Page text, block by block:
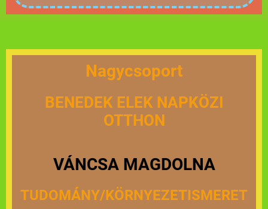
Nagycsoport
BENEDEK ELEK NAPKÖZI
OTTHON
VÁNCSA MAGDOLNA
TUDOMÁNY/KÖRNYEZETISMERET